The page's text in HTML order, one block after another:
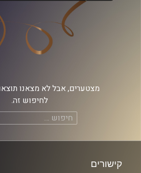
מצטערים, אבל לא מצאנו
לחיפוש זה.
חיפוש:
קישורים